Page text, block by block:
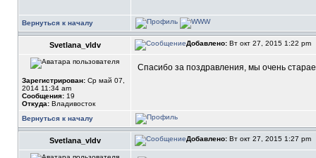
Вернуться к началу
Svetlana_vldv Добавлено: Вт окт 27, 2015 1:22 pm
Зарегистрирован: Ср май 07,
2014 11:34 am
Сообщения: 19
Откуда: Владивосток
Спасибо за поздравления, мы очень
Вернуться к началу
Svetlana_vldv Добавлено: Вт окт 27, 2015 1:27 pm